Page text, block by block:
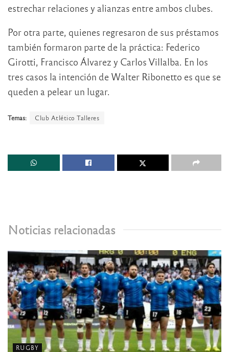
estrechar relaciones y alianzas entre ambos clubes.
Por otra parte, quienes regresaron de sus préstamos
también formaron parte de la práctica: Federico
Girotti, Francisco Álvarez y Carlos Villalba. En los
tres casos la intención de Walter Ribonetto es que se
queden a pelear un lugar.
Temas: Club Atlético Talleres
Noticias relacionadas
RUGBY